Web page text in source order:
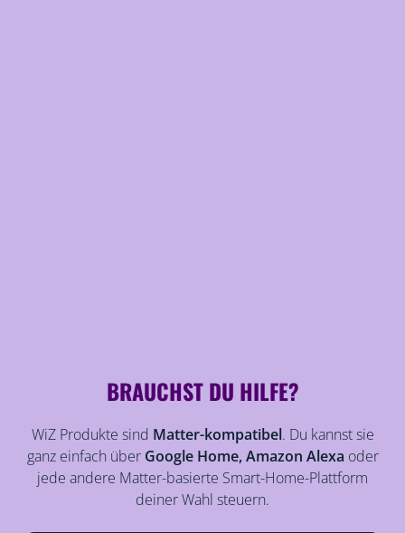
BRAUCHST DU HILFE?
WiZ Produkte sind Matter-kompatibel. Du kannst sie
ganz einfach über Google Home, Amazon Alexa oder
jede andere Matter-basierte Smart-Home-Plattform
deiner Wahl steuern.